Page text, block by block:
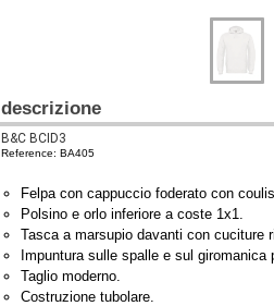
descrizione
B&C BCID3
Reference: BA405
Felpa con cappuccio foderato con
Polsino e orlo inferiore a coste 1x1.
Tasca a marsupio davanti con cuciture
Impuntura sulle spalle e sul giromanica
Taglio moderno.
Costruzione tubolare.